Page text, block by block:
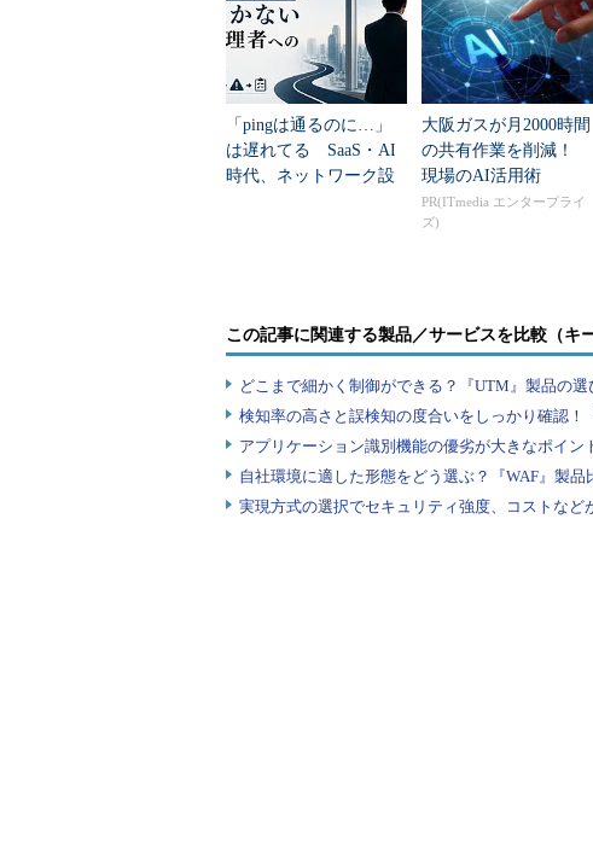
指定された入力のみ許可
デフォルトは拒絶
という設定であり、これは一般的なファ
一方、ネガティブモデルとは、
という設定である。IDSのように不正入
かった場合には通信を拒絶する。以降で
ポジティブモデルの場合
ポジティブモデルは、すべてのアプリケ
「pingは通るのに…」
は遅れてる SaaS・AI
時代、ネットワーク設
大阪ガスが月2000時間
の共有作業を削減！
現場のAI活用術
PR(ITmedia エンタープライ
ズ)
この記事に関連する製品／サービスを比較（キ
どこまで細かく制御ができる？『UTM』製品の選
検知率の高さと誤検知の度合いをしっかり確認！
アプリケーション識別機能の優劣が大きなポイン
自社環境に適した形態をどう選ぶ？『WAF』製品
実現方式の選択でセキュリティ強度、コストなど